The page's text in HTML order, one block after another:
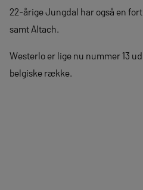
22-årige Jungdal har også en
samt Altach.
Westerlo er lige nu nummer 13
belgiske række.